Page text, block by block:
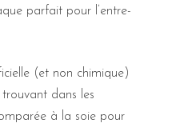
parfait pour l’entre-
(et non chimique)
dans les
à la soie pour